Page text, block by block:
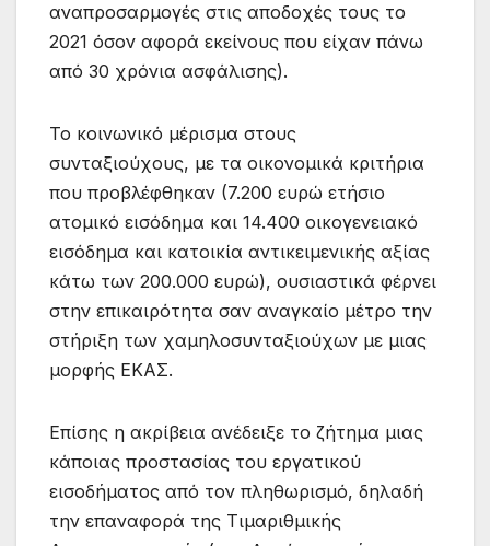
αναπροσαρμογές στις αποδοχές τους το
2021 όσον αφορά εκείνους που είχαν πάνω
από 30 χρόνια ασφάλισης).
Το κοινωνικό μέρισμα στους
συνταξιούχους, με τα οικονομικά κριτήρια
που προβλέφθηκαν (7.200 ευρώ ετήσιο
ατομικό εισόδημα και 14.400 οικογενειακό
εισόδημα και κατοικία αντικειμενικής αξίας
κάτω των 200.000 ευρώ), ουσιαστικά φέρνει
στην επικαιρότητα σαν αναγκαίο μέτρο την
στήριξη των χαμηλοσυνταξιούχων με μιας
μορφής ΕΚΑΣ.
Επίσης η ακρίβεια ανέδειξε το ζήτημα μιας
κάποιας προστασίας του εργατικού
εισοδήματος από τον πληθωρισμό, δηλαδή
την επαναφορά της Τιμαριθμικής